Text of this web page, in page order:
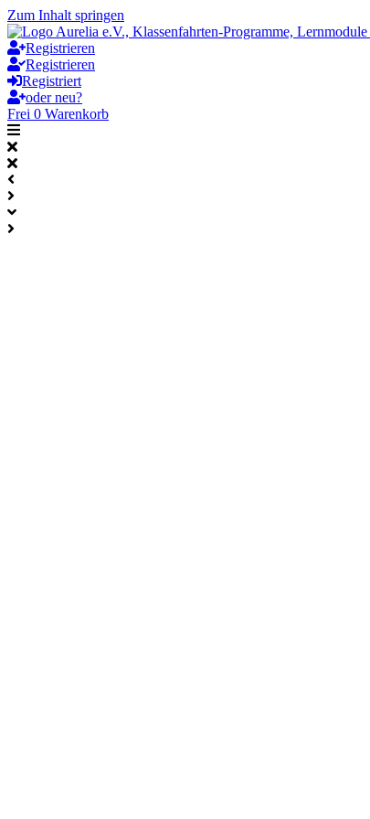
Zum Inhalt springen
Registrieren
Registrieren
Registriert
oder neu?
Frei 0 Warenkorb